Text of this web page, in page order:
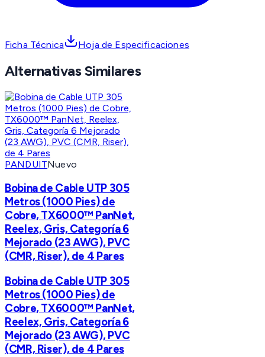
Ficha Técnica Hoja de Especificaciones
Alternativas Similares
PANDUITNuevo
Bobina de Cable UTP 305
Metros (1000 Pies) de
Cobre, TX6000™ PanNet,
Reelex, Gris, Categoría 6
Mejorado (23 AWG), PVC
(CMR, Riser), de 4 Pares
Bobina de Cable UTP 305
Metros (1000 Pies) de
Cobre, TX6000™ PanNet,
Reelex, Gris, Categoría 6
Mejorado (23 AWG), PVC
(CMR, Riser), de 4 Pares